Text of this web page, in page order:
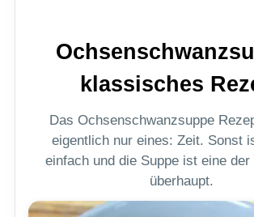
klassisches
Das Ochsenschwanzsuppe
eigentlich nur eines: Zeit. Sonst
einfach und die Suppe ist eine
überhaupt.